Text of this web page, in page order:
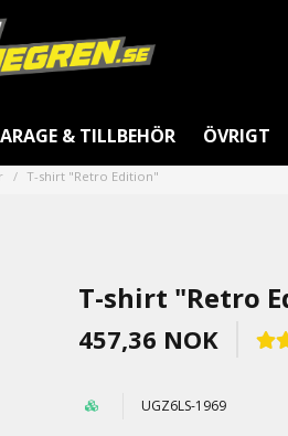
& TILLBEHÖR ÖVRIGT
T-shirt "Retro Edition"
T-shirt "Retro
457,36 NOK
UGZ6LS-1969